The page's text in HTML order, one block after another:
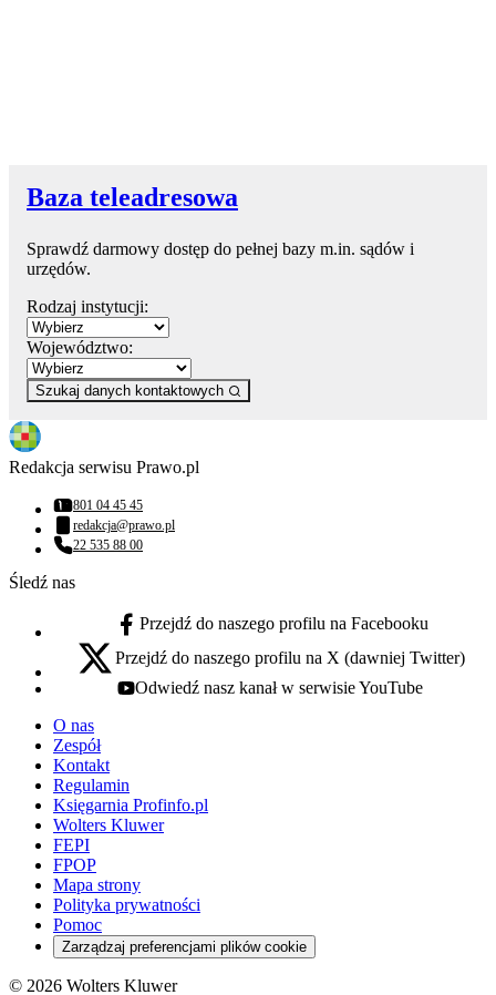
Baza teleadresowa
Sprawdź darmowy dostęp do pełnej bazy m.in. sądów i
urzędów.
Rodzaj instytucji:
Województwo:
Szukaj danych kontaktowych
Redakcja serwisu Prawo.pl
Numer telefonu:
801 04 45 45
Adres email:
redakcja@prawo.pl
Numer telefonu:
22 535 88 00
Śledź nas
facebook - otwiera się w nowej karcie
Przejdź do naszego profilu na Facebooku
x - otwiera się w nowej karcie
Przejdź do naszego profilu na X (dawniej Twitter)
youtube - otwiera się w nowej karcie
Odwiedź nasz kanał w serwisie YouTube
O nas
Zespół
Kontakt
Regulamin
Księgarnia Profinfo.pl
Wolters Kluwer
FEPI
FPOP
Mapa strony
Polityka prywatności
Pomoc
Zarządzaj preferencjami plików cookie
© 2026 Wolters Kluwer